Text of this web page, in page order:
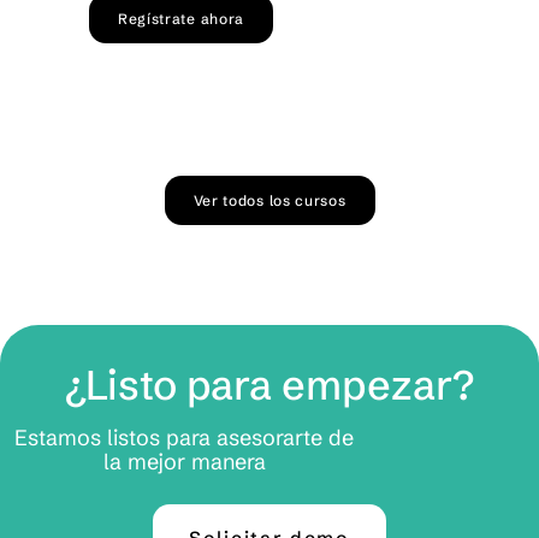
Regístrate ahora
Ver todos los cursos
¿Listo para empezar?
Estamos listos para asesorarte de
la mejor manera